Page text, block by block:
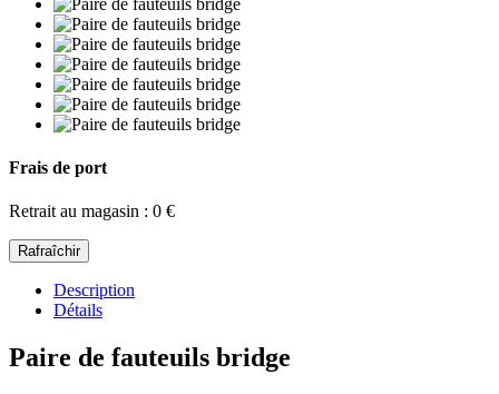
Frais de port
Retrait au magasin : 0 €
Description
Détails
Paire de fauteuils bridge